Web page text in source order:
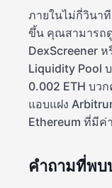
ภายในไม่กี่วินา
ขึ้น คุณสามารถ
DexScreener
Liquidity Pool
0.002 ETH บว
แอบแฝง
Ethereum ที่มีค่
คำถามที่พบ